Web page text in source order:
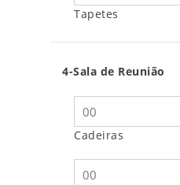
Tapetes
4-Sala de Reunião
Cadeiras